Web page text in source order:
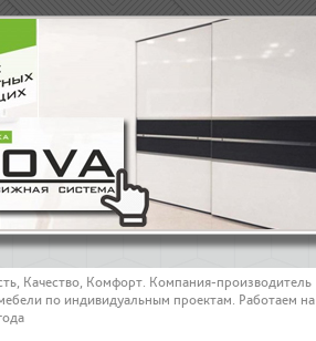
Качество, Комфорт. Компания-производитель
по индивидуальным проектам. Работаем на